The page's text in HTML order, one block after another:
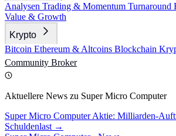
Analysen Trading & Momentum Turnaround
Value & Growth
Krypto
Bitcoin Ethereum & Altcoins Blockchain
Community Broker
Aktuellere News zu Super Micro Computer
Super Micro Computer Aktie: Milliarden-
Schuldenlast →